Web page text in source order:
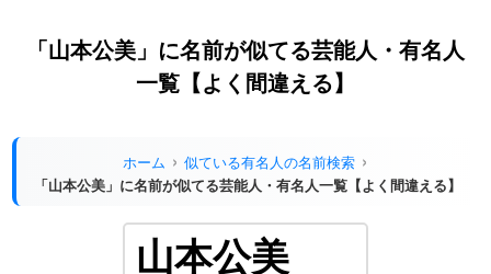
「山本公美」に名前が似てる芸能人・有名人
一覧【よく間違える】
ホーム
似ている有名人の名前検索
「山本公美」に名前が似てる芸能人・有名人一覧【よく間違える】